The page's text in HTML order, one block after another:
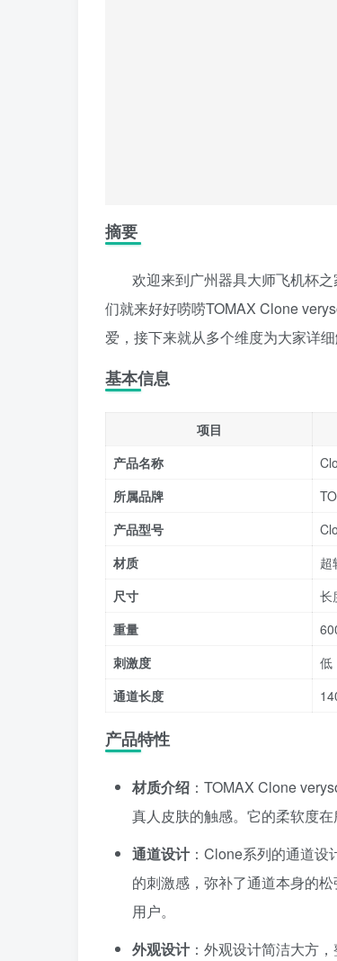
摘要
欢迎来到广州器具大师飞机杯
们就来好好唠唠TOMAX Clone
爱，接下来就从多个维度为大家详细
基本信息
项目
产品名称
所属品牌
产品型号
材质
超
尺寸
长
重量
刺激度
低
通道长度
产品特性
材质介绍 ：TOMAX Clone
真人皮肤的触感。它的柔软度
通道设计：Clone系列的通道设
的刺激感，弥补了通道本身的
用户。
外观设计：外观设计简洁大方